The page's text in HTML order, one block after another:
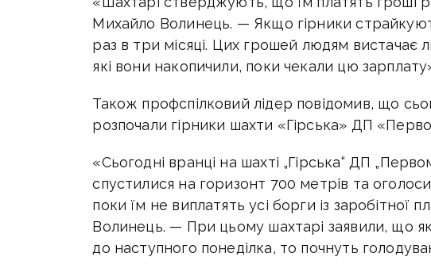
Михайло Волинець. — Якщо гірники
раз в три місяці. Цих грошей людям
які вони накопичили, поки чекали цю
Також профспілковий лідер повідомив, що
розпочали гірники шахти «Гірська» ДП
«Сьогодні вранці на шахті „Гірська“ ДП
спустилися на горизонт 700 метрів та
поки їм не виплатять усі борги із заробітної
Волинець. — При цьому шахтарі заявили, що
до наступного понеділка, то почнуть